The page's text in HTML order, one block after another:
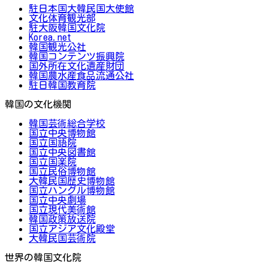
駐日本国大韓民国大使館
文化体育観光部
駐大阪韓国文化院
Korea.net
韓国観光公社
韓国コンテンツ振興院
国外所在文化遺産財団
韓国農水産食品流通公社
駐日韓国教育院
韓国の文化機関
韓国芸術総合学校
国立中央博物館
国立国語院
国立中央図書館
国立国楽院
国立民俗博物館
大韓民国歴史博物館
国立ハングル博物館
国立中央劇場
国立現代美術館
韓国政策放送院
国立アジア文化殿堂
大韓民国芸術院
世界の韓国文化院